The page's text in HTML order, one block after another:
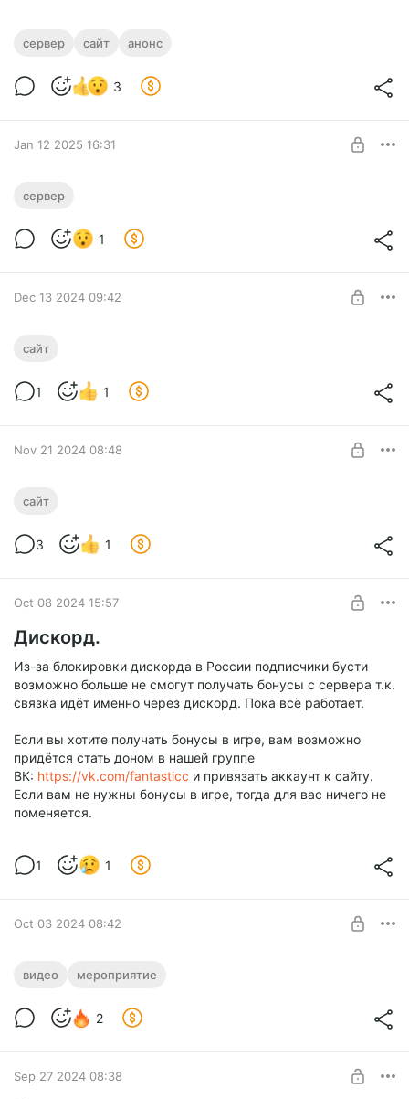
Пластинки вернулись
Level required:
сервер сайт анонс
3
Jan 12 2025 16:31
ИИ в дом приходит
сервер
1
Dec 13 2024 09:42
Сайт
сайт
1 1
Nov 21 2024 08:48
Новое
сайт
3 1
Oct 08 2024 15:57
Дискорд.
Из-за блокировки дискорда в России подписчики бусти
возможно больше не смогут получать бонусы с сервера т.к.
связка идёт именно через дискорд. Пока всё работает.
Если вы хотите получать бонусы в игре, вам возможно
придётся стать доном в нашей группе
ВК: https://vk.com/fantasticc и привязать аккаунт к сайту.
Если вам не нужны бонусы в игре, тогда для вас ничего не
поменяется.
1 1
Oct 03 2024 08:42
Прошедшие гонки
записал это на видео. Он передал исходники и вот что из
этого вышло. Первая часть.
видео мероприятие
2
Sep 27 2024 08:38